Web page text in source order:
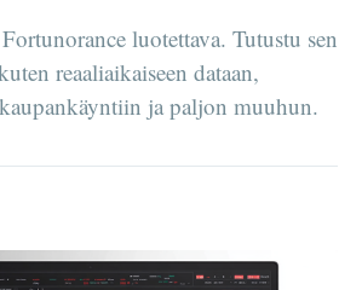
luotettava. Tutustu sen
reaaliaikaiseen dataan,
ja paljon muuhun.